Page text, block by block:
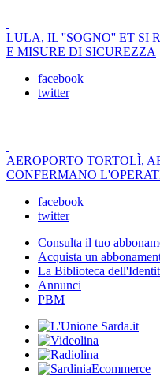
LULA, IL ''SOGNO'' ET SI
E MISURE DI SICUREZZA
facebook
twitter
AEROPORTO TORTOLÌ,
CONFERMANO
facebook
twitter
Consulta il tuo
Acquista un
La Biblioteca
Annunci
PBM